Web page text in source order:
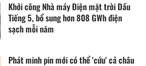
Khởi công Nhà máy Điện mặt trời Dầu
Tiếng 5, bổ sung hơn 808 GWh điện
sạch mỗi năm
Phát minh pin mới có thể 'cứu' cả châu